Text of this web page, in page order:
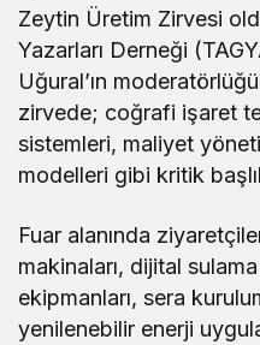
Zeytin Üretim Zirvesi
Yazarları Derneği
Uğural’ın
zirvede; coğrafi işaret
sistemleri, maliyet
modelleri gibi kritik
Fuar alanında
makinaları, dijital
ekipmanları, sera
yenilenebilir enerji